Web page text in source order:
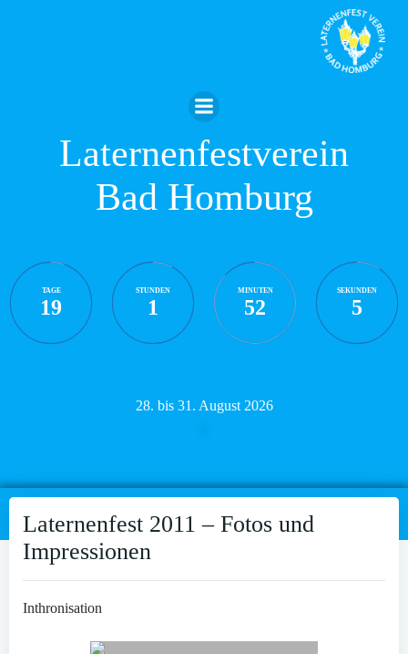
Laternenfestverein
Bad Homburg
TAGE
19
STUNDEN
1
MINUTEN
52
SEKUNDEN
4
28. bis 31. August 2026
Laternenfest 2011 – Fotos und
Impressionen
Inthronisation